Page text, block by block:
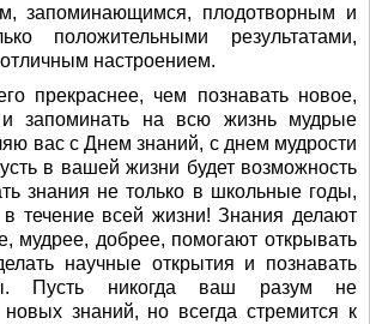
запоминающимся, плодотворным и
положительными результатами,
настроением.
прекраснее, чем познавать новое,
и запоминать на всю жизнь мудрые
вас с Днем знаний, с днем мудрости
в вашей жизни будет возможность
знания не только в школьные годы,
течение всей жизни! Знания делают
мудрее, добрее, помогают открывать
научные открытия и познавать
Пусть никогда ваш разум не
новых знаний, но всегда стремится к